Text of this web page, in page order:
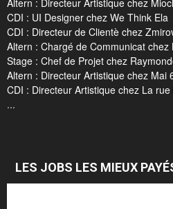
Altern : Directeur Artistique chez
CDI : UI Designer chez We Think Ela
CDI : Directeur de Clientè chez
Altern : Chargé de Communicat chez
Stage : Chef de Projet chez
Altern : Directeur Artistique chez Mai
CDI : Directeur Artistique chez La
...
LES JOBS LES MIEUX